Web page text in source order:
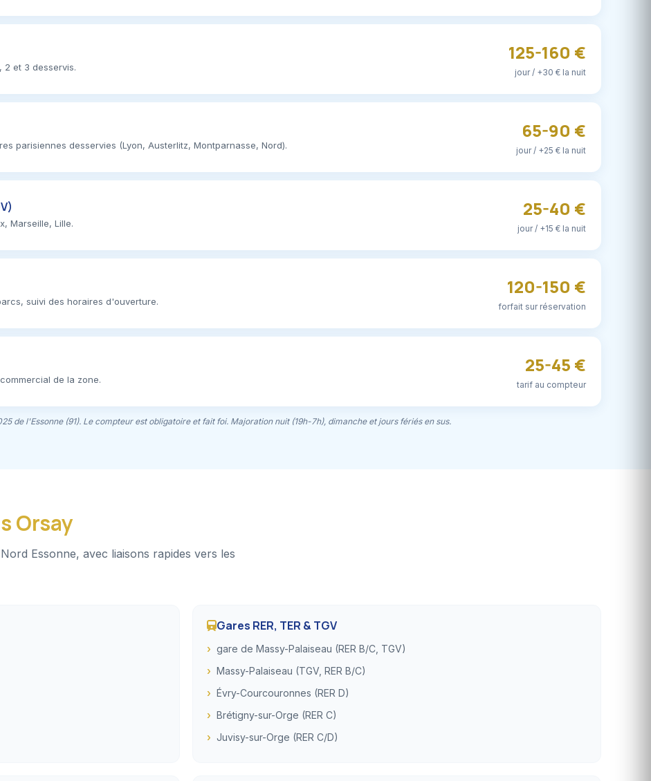
2 et 3 desservis.
125-160 €
jour / +30 € la nuit
parisiennes desservies (Lyon, Austerlitz, Montparnasse, Nord).
65-90 €
jour / +25 € la nuit
Marseille, Lille.
25-40 €
jour / +15 € la nuit
suivi des horaires d'ouverture.
120-150 €
forfait sur réservation
de la zone.
25-45 €
tarif au compteur
de l'Essonne (91). Le compteur est obligatoire et fait foi. Majoration nuit (19h-7h), dimanche et jours fériés en sus.
Orsay
Essonne, avec liaisons rapides vers les
Gares RER, TER & TGV
gare de Massy-Palaiseau (RER B/C, TGV)
Massy-Palaiseau (TGV, RER B/C)
Évry-Courcouronnes (RER D)
Brétigny-sur-Orge (RER C)
Juvisy-sur-Orge (RER C/D)